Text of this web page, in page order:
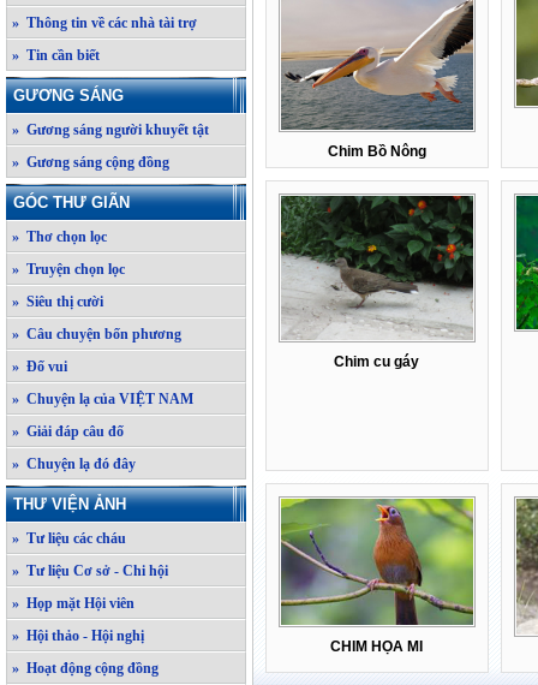
» Thông tin về các nhà tài trợ
» Tin cần biết
GƯƠNG SÁNG
» Gương sáng người khuyết tật
» Gương sáng cộng đồng
GÓC THƯ GIÃN
» Thơ chọn lọc
» Truyện chọn lọc
» Siêu thị cười
» Câu chuyện bốn phương
» Đố vui
» Chuyện lạ của VIỆT NAM
» Giải đáp câu đố
» Chuyện lạ đó đây
THƯ VIỆN ẢNH
» Tư liệu các cháu
» Tư liệu Cơ sở - Chi hội
» Họp mặt Hội viên
» Hội thảo - Hội nghị
» Hoạt động cộng đồng
Chim Bồ Nông
Chim cu gáy
CHIM HỌA MI